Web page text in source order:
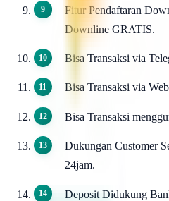
Fitur Pendaftaran
Downline GRATIS.
Bisa Transaksi via
Bisa Transaksi via Web
Bisa Transaksi
Dukungan Customer
24jam.
Deposit Didukung